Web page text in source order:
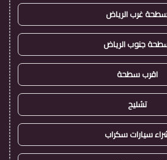
غرب الرياض
جنوب الرياض
اقرب سطحة
تشليح
سيارات سكراب